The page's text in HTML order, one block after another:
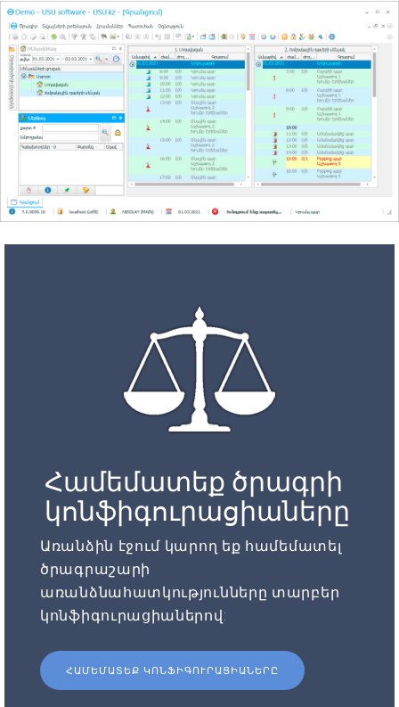
Համեմատեք ծրագրի
կոնֆիգուրացիաները
Առանձին էջում կարող եք համեմատել
ծրագրաշարի
առանձնահատկությունները տարբեր
կոնֆիգուրացիաներով:
ՀԱՄԵՄԱՏԵՔ ԿՈՆՖԻԳՈՒՐԱՑԻԱՆԵՐԸ